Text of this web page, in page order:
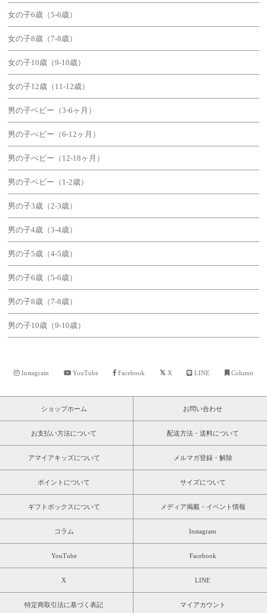
女の子6歳（5-6歳）
女の子8歳（7-8歳）
女の子10歳（9-10歳）
女の子12歳（11-12歳）
男の子ベビー（3-6ヶ月）
男の子べビー（6-12ヶ月）
男の子べビー（12-18ヶ月）
男の子ベビー（1-2歳）
男の子3歳（2-3歳）
男の子4歳（3-4歳）
男の子5歳（4-5歳）
男の子6歳（5-6歳）
男の子8歳（7-8歳）
男の子10歳（9-10歳）
Instagram YouTube Facebook X LINE Column
ショップホーム お問い合わせ
お支払い方法について 配送方法・送料について
アマイアキッズについて メルマガ登録・解除
ポイントについて サイズについて
ギフトボックスについて メディア掲載・イベント情報
コラム Instagram
YouTube Facebook
X LINE
特定商取引法に基づく表記 マイアカウント